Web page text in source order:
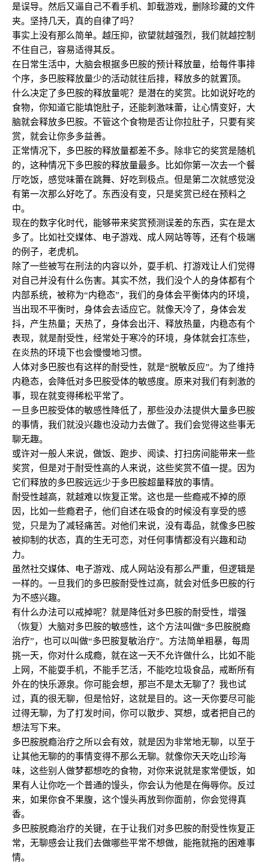
是误导。然后又逼自己不看手机、卸载游戏，删除珍藏的文件
夹。坚持几天，真的自律了吗？
事实上没有那么简单。越压抑，欲望就越强烈，我们就越控制
不住自己，容易适得其反。
在日常生活中，大脑会根据多巴胺的预计释放量，给每件事排
个序，多巴胺释放量少的活动就往后排，释放多的就置顶。
什么决定了多巴胺的释放量呢？是潜在的奖赏。比如说好吃的
食物，你知道它能填饱肚子，还能刺激味蕾，让心情变好，大
脑就会释放多巴胺。不管这个食物是否让你拉肚子，只要有奖
赏，就会让你多多益善。
正常情况下，多巴胺的释放量都差不多。除非它的奖赏是随机
的，这种情况下多巴胺的释放量最多。比如你第一次去一个餐
厅吃饭，感觉味蕾在跳舞、好吃到极点。但是第二次就感觉没
有第一次那么好吃了。东西没有变，只是奖赏已经在预料之
中。
现在的数字化时代，能够带来奖赏预测误差的东西，实在是太
多了。比如社交媒体、电子游戏、成人网站等等，还有个极端
的例子，老虎机。
除了一些被写在刑法的内容以外，耍手机、打游戏让人们觉得
对自己并没有什么伤害。其实不然，我们没个人的身体都有个
内部系统，被称为“内稳态”，我们的身体会平衡体内的环境，
当出现不平衡时，身体会去适应它。就像天冷了，身体会发
抖，产生热量；天热了，身体会出汗、释放热量，内稳态有个
表现，就是耐受性，经常处于寒冷的环境，身体就会扛冻些，
在炎热的环境下也会慢慢地习惯。
人体对多巴胺也有这样的耐受性，就是“脱敏反应”。为了维持
内稳态，会降低对多巴胺受体的敏感度。原来对我们有刺激的
事，现在就变得稀松平常了。
一旦多巴胺受体的敏感性降低了，那些没办法提供大量多巴胺
的事情，我们就没兴趣也没动力去做了。我们会觉得这些事无
聊无趣。
或许对一般人来说，做饭、跑步、阅读、打扫房间能带来一些
奖赏，但是对于耐受性高的人来说，这些奖赏不值一提。因为
它们释放的多巴胺远远少于多巴胺超量释放的事情。
耐受性越高，就越难以恢复正常。这也是一些瘾戒不掉的原
因，比如一些瘾君子，他们自述在吸食的时候没有享受的感
觉，只是为了减轻痛苦。对他们来说，没有毒品，就像多巴胺
被抑制的状态，真的生无可恋，对任何事情都没有兴趣和动
力。
虽然社交媒体、电子游戏、成人网站没有那么严重，但逻辑是
一样的。一旦我们的多巴胺耐受性过高，就会对低多巴胺的行
为不感兴趣。
有什么办法可以戒掉呢？就是降低对多巴胺的耐受性，增强
（恢复）大脑对多巴胺的敏感性，这个方法叫做“多巴胺脱瘾
治疗”，也可以叫做“多巴胺复敏治疗”。方法简单粗暴，每周
挑一天，你对什么成瘾，就在这一天不允许做什么，比如不能
上网，不能耍手机，不能手艺活，不能吃垃圾食品，戒断所有
外在的快乐源泉。你可能会想，那岂不是太无聊了？我也试
过，真的很无聊，但是恰好，这就是目的。这一天你要尽可能
过得无聊，为了打发时间，你可以散步、冥想，或者把自己的
想法写下来。
多巴胺脱瘾治疗之所以会有效，就是因为非常地无聊，以至于
让其他无聊的的事情变得不那么无聊。就像你天天吃山珍海
味，这些别人做梦都想吃的食物，对你来说就是家常便饭，如
果有人让你吃一个普通的馒头，你会认为他是在侮辱你。反过
来，如果你食不果腹，这个馒头再放到你面前，你会觉得真
香。
多巴胺脱瘾治疗的关键，在于让我们对多巴胺的耐受性恢复正
常，无聊感会让我们去做哪些平常不想做，能拖就拖的困难事
情。